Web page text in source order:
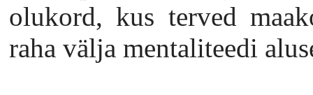
olukord, kus terved
raha välja mentaliteedi